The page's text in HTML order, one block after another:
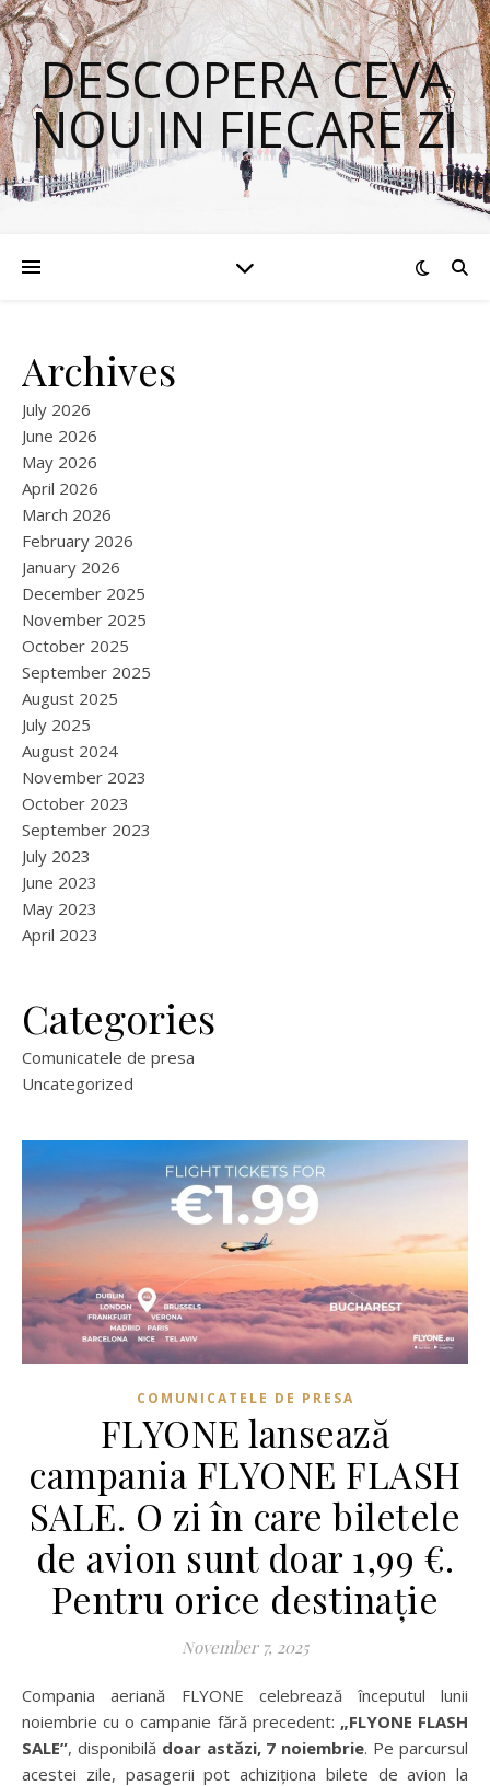
DESCOPERA CEVA
NOU IN FIECARE ZI
Archives
July 2026
June 2026
May 2026
April 2026
March 2026
February 2026
January 2026
December 2025
November 2025
October 2025
September 2025
August 2025
July 2025
August 2024
November 2023
October 2023
September 2023
July 2023
June 2023
May 2023
April 2023
Categories
Comunicatele de presa
Uncategorized
COMUNICATELE DE PRESA
FLYONE lansează
campania FLYONE FLASH
SALE. O zi în care biletele
de avion sunt doar 1,99 €.
Pentru orice destinație
November 7, 2025
Compania aeriană FLYONE celebrează începutul lunii
noiembrie cu o campanie fără precedent: „FLYONE FLASH
SALE”, disponibilă doar astăzi, 7 noiembrie. Pe parcursul
acestei zile, pasagerii pot achiziționa bilete de avion la